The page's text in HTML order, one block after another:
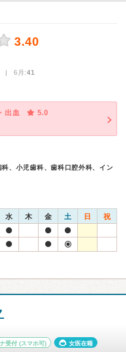
3.40
| 6月:41
出血
5.0
、小児歯科、歯科口腔外科、イン
水 木 金 土 日 祝
受付 (スマホ可) 女医在籍